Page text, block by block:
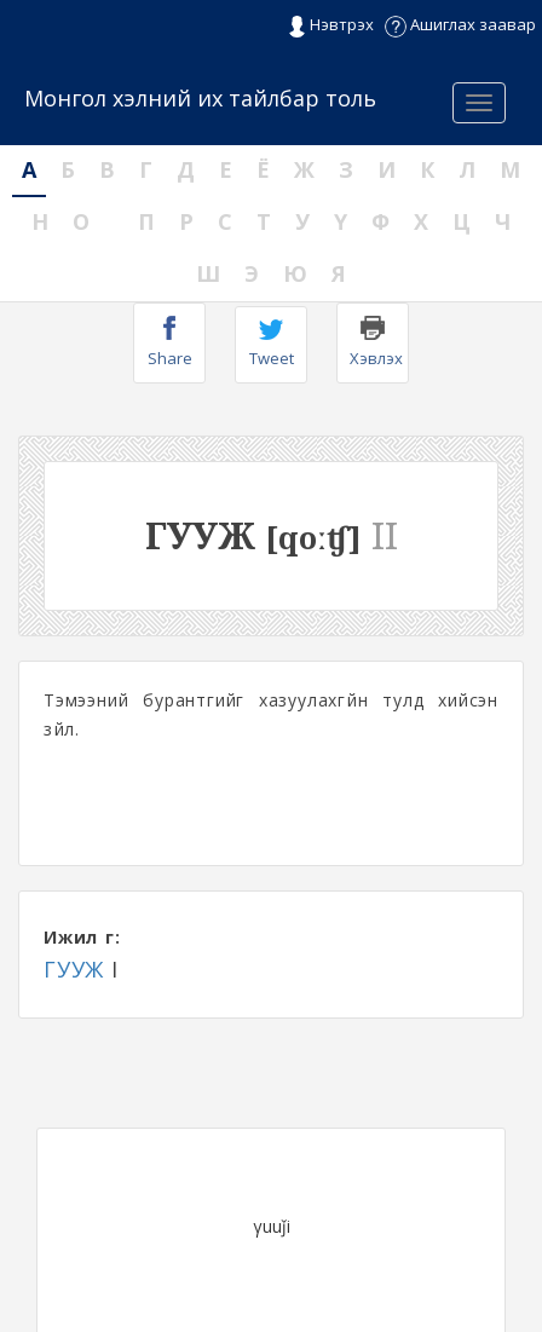
Нэвтрэх Ашиглах заавар
Menu
Монгол хэлний их тайлбар толь
А Б В Г Д Е Ё Ж З И К Л
М
Н
О П Р С Т У Ү Ф Х Ц
Ч
Ш
Э Ю Я
Share Tweet Хэвлэх
ГУУЖ [qoːʧ] II
Тэмээний бурантгийг хазуулахгүйн тулд хийсэн
зүйл.
Ижил үг:
ГУУЖ I
γuuǰi